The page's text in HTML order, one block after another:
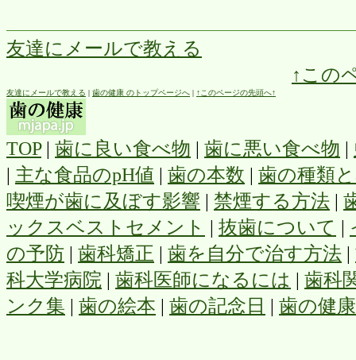
友達にメールで教える
↑この
友達にメールで教える | 歯の健康 のトップページへ | ↑このページの先頭へ↑
TOP| 歯に良い食べ物 | 歯に悪い食べ物 |
| 主な食品のpH値 | 歯の本数 | 歯の種類
喫煙が歯に及ぼす影響 | 禁煙する方法 |
ックスベストセメント | 抜歯について |
の予防 | 歯科矯正 | 歯を自分で治す方法 |
科大学病院 | 歯科医師になるには | 歯科
ンク集 | 歯の絵本 | 歯の記念日 | 歯の健